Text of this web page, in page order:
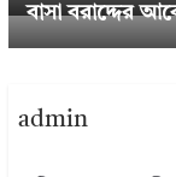
বাসা বরাদ্দের
admin